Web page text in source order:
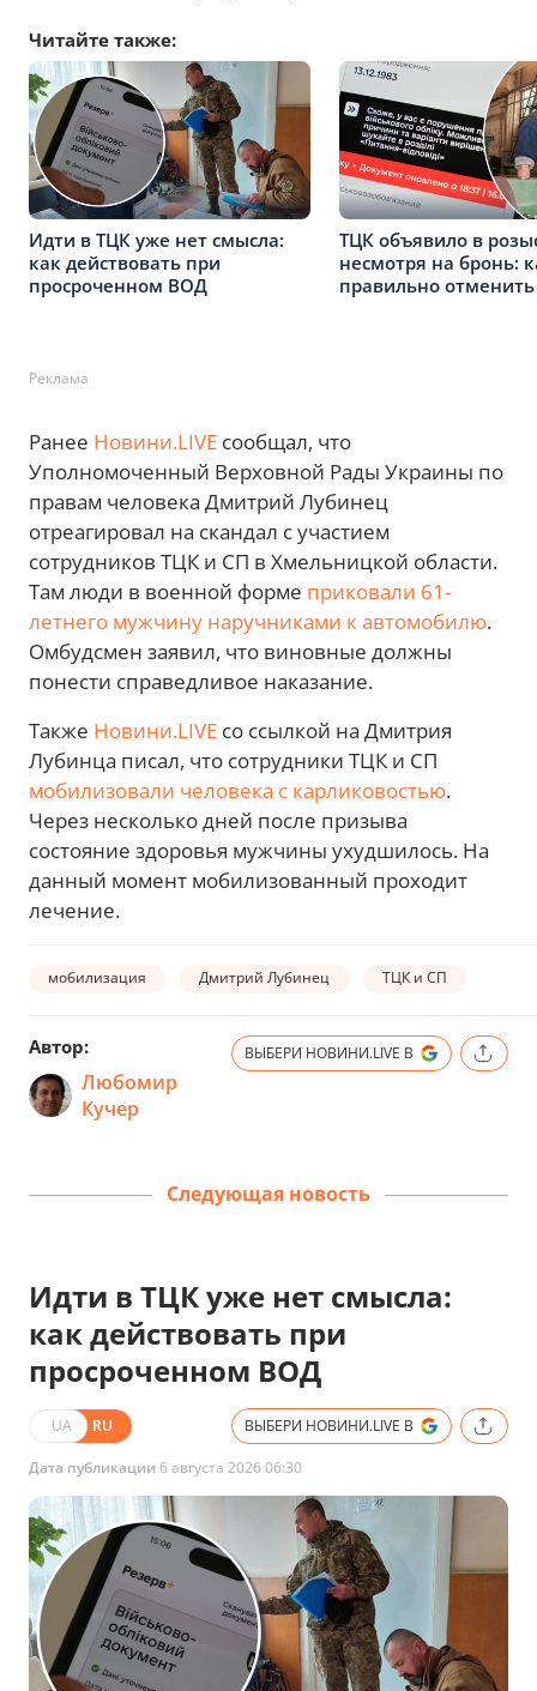
Читайте также:
Идти в ТЦК уже нет смысла:
как действовать при
просроченном ВОД
ТЦК объявило в
несмотря на бронь:
правильно отменить
Реклама
Ранее Новини.LIVE сообщал, что
Уполномоченный Верховной Рады Украины по
правам человека Дмитрий Лубинец
отреагировал на скандал с участием
сотрудников ТЦК и СП в Хмельницкой области.
Там люди в военной форме приковали 61-
летнего мужчину наручниками к автомобилю.
Омбудсмен заявил, что виновные должны
понести справедливое наказание.
Также Новини.LIVE со ссылкой на Дмитрия
Лубинца писал, что сотрудники ТЦК и СП
мобилизовали человека с карликовостью.
Через несколько дней после призыва
состояние здоровья мужчины ухудшилось. На
данный момент мобилизованный проходит
лечение.
мобилизация Дмитрий Лубинец ТЦК и СП
Автор:
Любомир
Кучер
ВЫБЕРИ НОВИНИ.LIVE В
Следующая новость
Идти в ТЦК уже нет смысла:
как действовать при
просроченном ВОД
UA RU ВЫБЕРИ НОВИНИ.LIVE В
Дата публикации 6 августа 2026 06:30